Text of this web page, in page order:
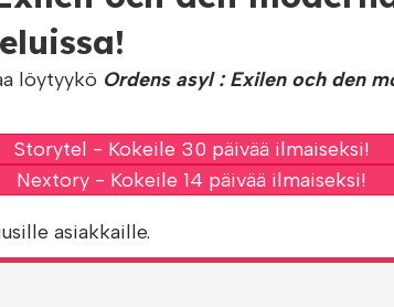
löytyykö Ordens asyl : Exilen och den
Storytel - Kokeile 30 päivää ilmaiseksi!
Nextory - Kokeile 14 päivää ilmaiseksi!
asiakkaille.